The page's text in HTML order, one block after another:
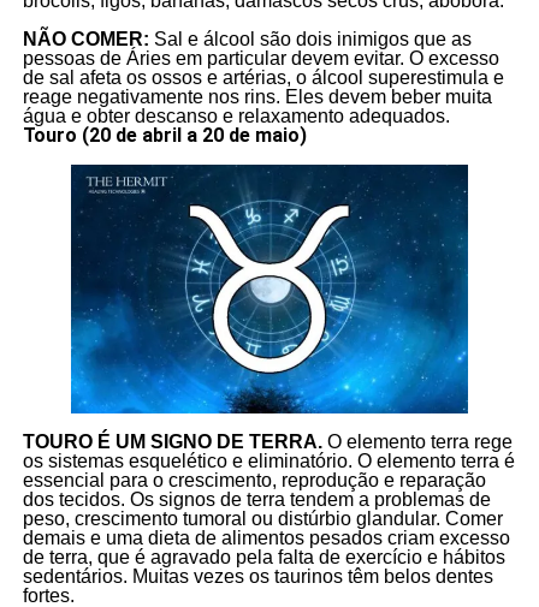
NÃO COMER: Sal e álcool são dois inimigos que as
pessoas de Áries em particular devem evitar. O excesso
de sal afeta os ossos e artérias, o álcool superestimula e
reage negativamente nos rins. Eles devem beber muita
água e obter descanso e relaxamento adequados.
Touro (20 de abril a 20 de maio)
TOURO É UM SIGNO DE TERRA.O elemento terra rege
os sistemas esquelético e eliminatório. O elemento terra é
essencial para o crescimento, reprodução e reparação
dos tecidos. Os signos de terra tendem a problemas de
peso, crescimento tumoral ou distúrbio glandular. Comer
demais e uma dieta de alimentos pesados criam excesso
de terra, que é agravado pela falta de exercício e hábitos
sedentários. Muitas vezes os taurinos têm belos dentes
fortes.